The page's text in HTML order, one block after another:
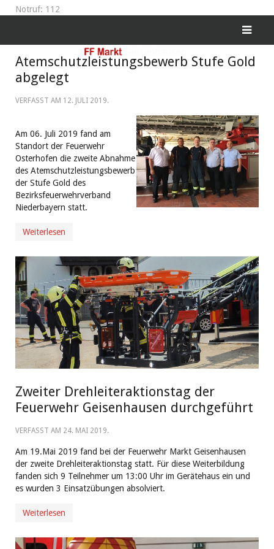
Notruf: 112
Atemschutzleistungsbewerb Stufe Gold
abgelegt
VERFASST AM 12. JULI 2019.
Am 06. Juli 2019 fand am
Standort der Feuerwehr
Osterhofen die zweite Abnahme
des Atemschutzleistungsbewerb
der Stufe Gold des
Bezirksfeuerwehrverband
Niederbayern statt.
Weiterlesen
Zweiter Drehleiteraktionstag der
Feuerwehr Geisenhausen durchgeführt
VERFASST AM 24. MAI 2019.
Am 19.Mai 2019 fand bei der Feuerwehr Markt Geisenhausen
der zweite Drehleiteraktionstag statt. Für diese Weiterbildung
fanden sich 9 Teilnehmer um 13:00 Uhr im Gerätehaus ein und
es wurden 3 Einsatzübungen absolviert.
Weiterlesen